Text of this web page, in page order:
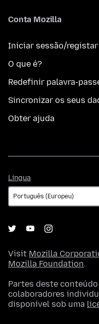
Conta Mozilla
Iniciar sessão/registar
O que é?
Redefinir palavra-
Sincronizar os seus
Obter ajuda
Língua
Visit Mozilla
Mozilla Foundation.
Partes deste
colaboradores
disponível sob uma